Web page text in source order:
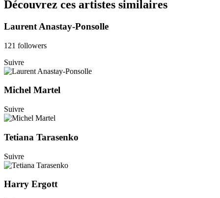
Découvrez ces artistes similaires
Laurent Anastay-Ponsolle
121 followers
Suivre
Michel Martel
Suivre
Tetiana Tarasenko
Suivre
Harry Ergott